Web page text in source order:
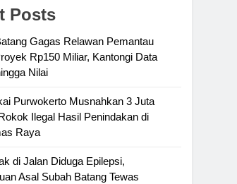
Posts
Gagas Relawan Pemantau
Rp150 Miliar, Kantongi Data
Nilai
Purwokerto Musnahkan 3 Juta
Ilegal Hasil Penindakan di
Raya
di Jalan Diduga Epilepsi,
Asal Subah Batang Tewas